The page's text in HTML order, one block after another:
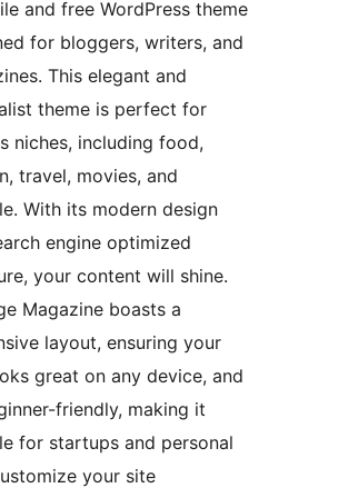
and free WordPress theme
for bloggers, writers, and
This elegant and
theme is perfect for
niches, including food,
travel, movies, and
With its modern design
engine optimized
your content will shine.
Magazine boasts a
layout, ensuring your
great on any device, and
friendly, making it
for startups and personal
your site